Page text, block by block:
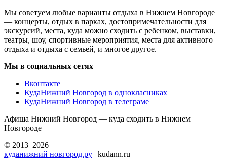
Мы советуем любые варианты отдыха в Нижнем Новгороде
— концерты, отдых в парках, достопримечательности для
экскурсий, места, куда можно сходить с ребенком, выставки,
театры, шоу, спортивные мероприятия, места для активного
отдыха и отдыха с семьей, и многое другое.
Мы в социальных сетях
Вконтакте
КудаНижний Новгород в однокласниках
КудаНижний Новгород в телеграме
Афиша Нижний Новгород — куда сходить в Нижнем
Новгороде
© 2013–2026
куданижний новгород.ру | kudann.ru